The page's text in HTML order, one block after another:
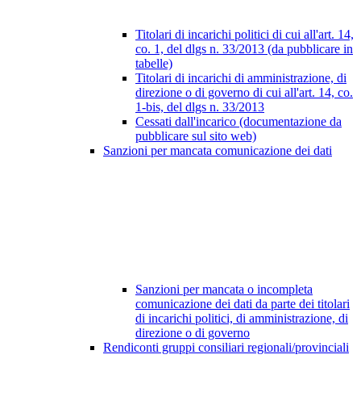
Titolari di incarichi politici di cui all'art. 14,
co. 1, del dlgs n. 33/2013 (da pubblicare in
tabelle)
Titolari di incarichi di amministrazione, di
direzione o di governo di cui all'art. 14, co.
1-bis, del dlgs n. 33/2013
Cessati dall'incarico (documentazione da
pubblicare sul sito web)
Sanzioni per mancata comunicazione dei dati
Sanzioni per mancata o incompleta
comunicazione dei dati da parte dei titolari
di incarichi politici, di amministrazione, di
direzione o di governo
Rendiconti gruppi consiliari regionali/provinciali